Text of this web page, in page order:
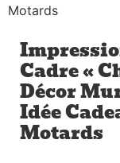
Motards
Cadre «
Décor
Idée
Motards